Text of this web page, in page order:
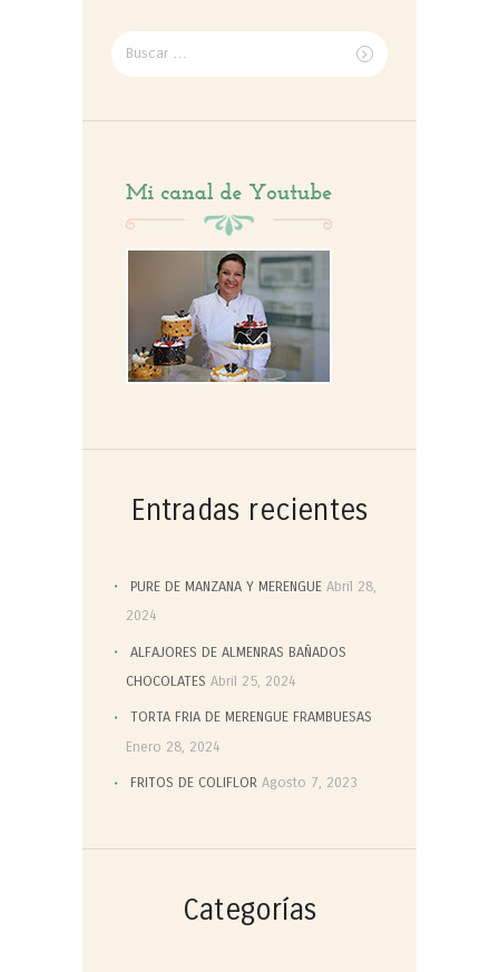
Buscar
por:
Entradas recientes
PURE DE MANZANA Y MERENGUE Abril 28,
2024
ALFAJORES DE ALMENRAS BAÑADOS
CHOCOLATES Abril 25, 2024
TORTA FRIA DE MERENGUE FRAMBUESAS
Enero 28, 2024
FRITOS DE COLIFLOR Agosto 7, 2023
Categorías